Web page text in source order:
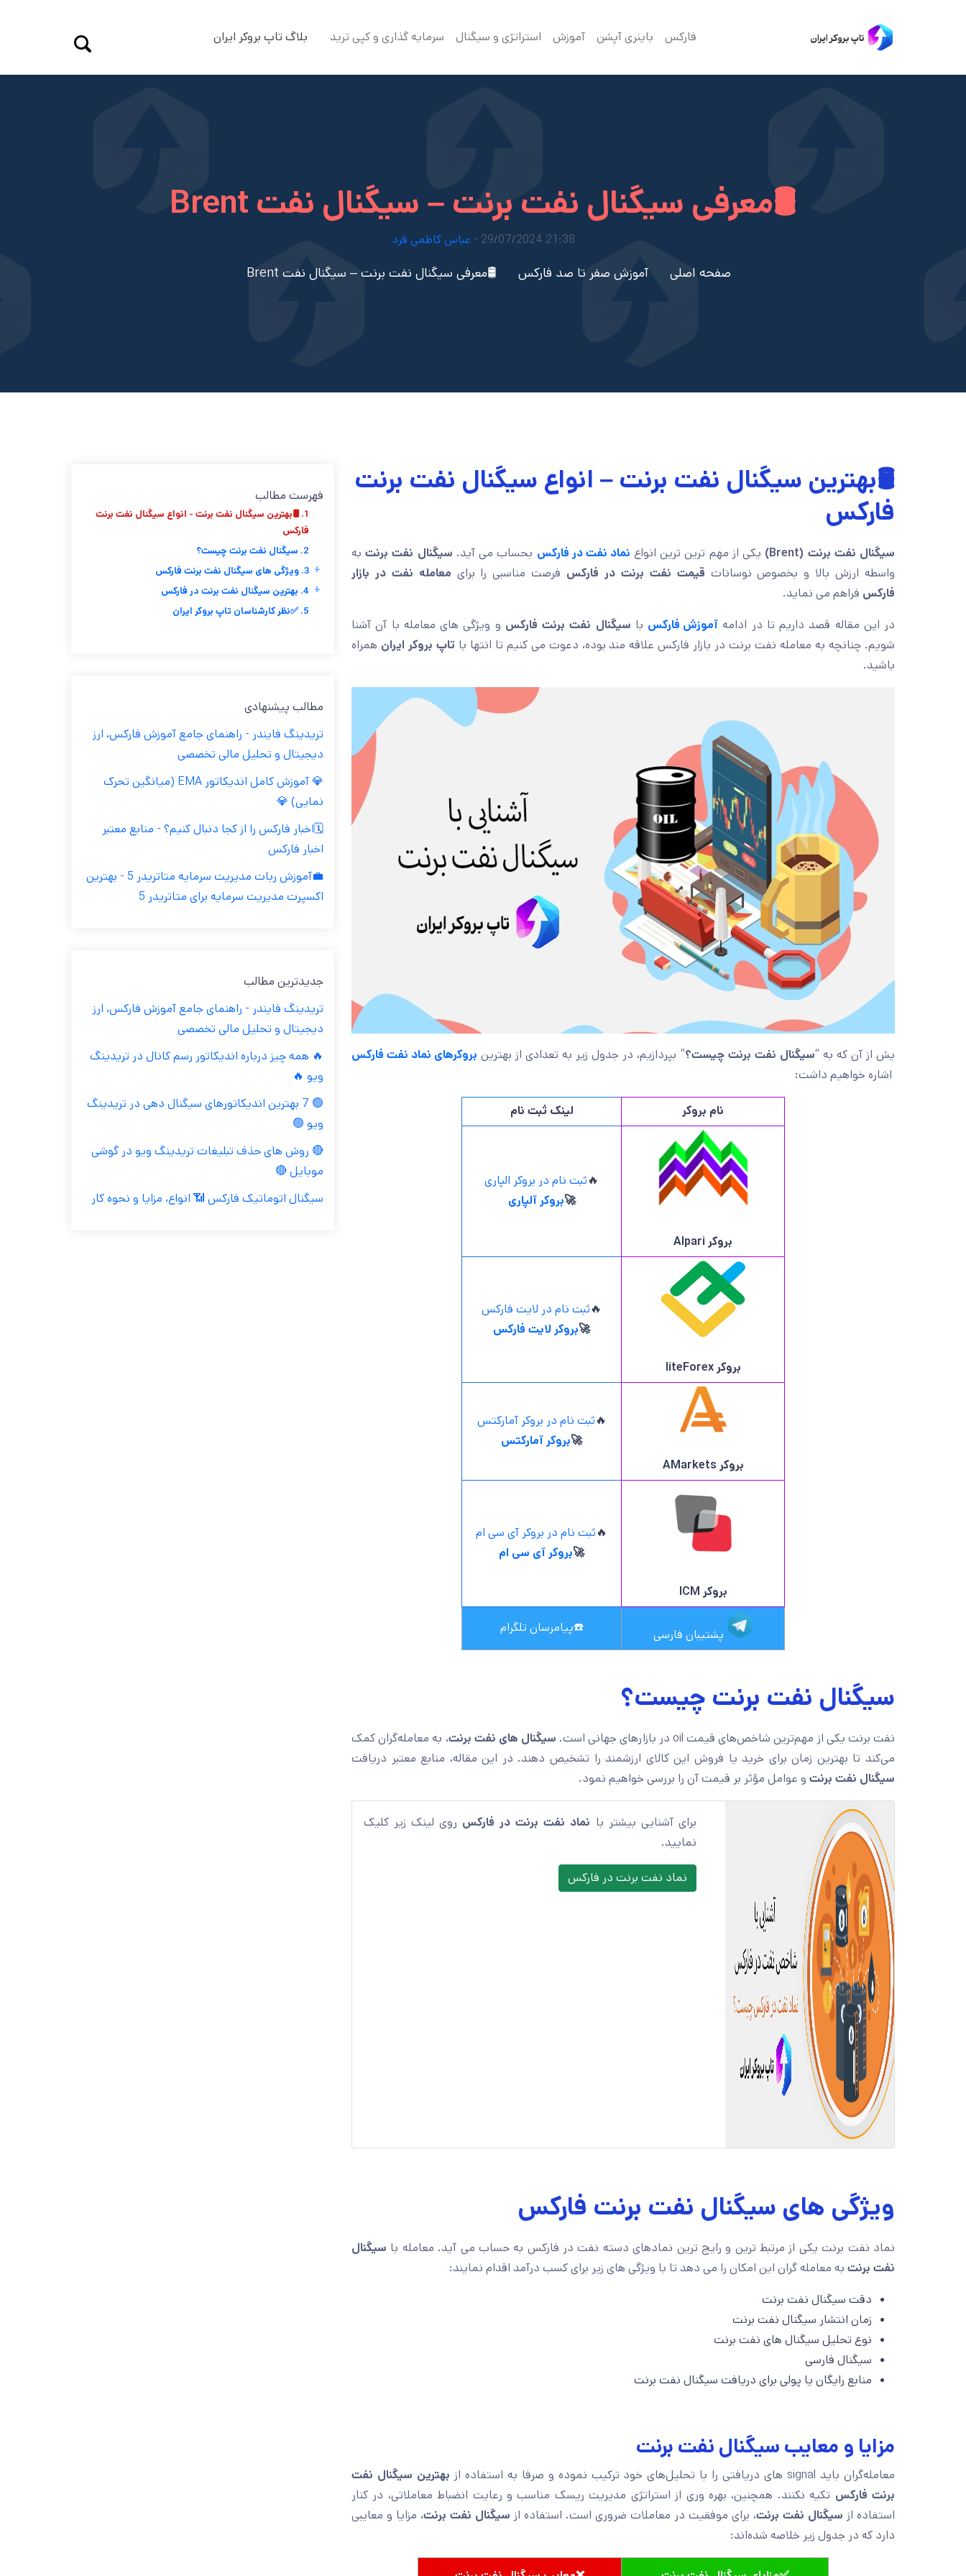
فارکس باینری آپشن آموزش استراتژی و سیگنال سرمایه گذاری و کپی ترید بلاگ تاپ بروکر ایران
🛢معرفی سیگنال نفت برنت – سیگنال نفت Brent
21:38 29/07/2024 - عباس کاظمی فرد
صفحه اصلی آموزش صفر تا صد فارکس 🛢معرفی سیگنال نفت برنت – سیگنال نفت Brent
🛢بهترین سیگنال نفت برنت – انواع سیگنال نفت برنت
فارکس
سیگنال نفت برنت (Brent) یکی از مهم ترین ترین انواع نماد نفت در فارکس بحساب می آید. سیگنال نفت برنتبه
واسطه ارزش بالا و بخصوص نوسانات قیمت نفت برنت در فارکس فرصت مناسبی را برای معامله نفت در بازار
فارکس فراهم می نماید.
در این مقاله قصد داریم تا در ادامه آموزش فارکس با سیگنال نفت برنت فارکس و ویژگی های معامله با آن آشنا
شویم. چنانچه به معامله نفت برنت در بازار فارکس علاقه مند بوده، دعوت می کنیم تا انتها با تاپ بروکر ایران همراه
باشید.
یش از آن که به “سیگنال نفت برنت چیست؟” بپردازیم، در جدول زیر به تعدادی از بهترین بروکرهای نماد نفت فارکس
اشاره خواهیم داشت:
نام بروکر لینک ثبت نام
بروکر Alpari
🔥ثبت نام در بروکر الپاری
🚀بروکر آلپاری
بروکرliteForex
🔥ثبت نام در لایت فارکس
🚀بروکر لایت فارکس
بروکر AMarkets
🔥ثبت نام در بروکر آمارکتس
🚀بروکر آمارکتس
بروکر ICM
🔥ثبت نام در بروکر آی سی ام
🚀بروکر آی سی ام
پشتیبان فارسی ☎️پیامرسان تلگرام
سیگنال نفت برنت چیست؟
نفت برنت یکی از مهم‌ترین شاخص‌های قیمت oil در بازارهای جهانی است. سیگنال های‌ نفت برنت، به معامله‌گران کمک
می‌کند تا بهترین زمان برای خرید یا فروش این کالای ارزشمند را تشخیص دهند. در این مقاله، منابع معتبر دریافت
سیگنال نفت برنت و عوامل مؤثر بر قیمت آن را بررسی خواهیم نمود.
برای آشنایی بیشتر با نماد نفت برنت در فارکس روی لینک زیر کلیک
نمایید.
نماد نفت برنت در فارکس
ویژگی های سیگنال نفت برنت فارکس
نماد نفت برنت یکی از مرتبط ترین و رایج ترین نمادهای دسته نفت در فارکس به حساب می آید. معامله با سیگنال
نفت برنت به معامله گران این امکان را می دهد تا با ویژگی های زیر برای کسب درآمد اقدام نمایند:
دقت سیگنال نفت برنت
زمان انتشار سیگنال نفت برنت
نوع تحلیل سیگنال های نفت برنت
سیگنال فارسی
منابع رایگان یا پولی برای دریافت سیگنال نفت برنت
مزایا و معایب سیگنال نفت برنت
معامله‌گران باید signal ‌های دریافتی را با تحلیل‌های خود ترکیب نموده و صرفا به استفاده از
بهترین سیگنال نفت
برنت فارکس تکیه نکنند. همچنین، بهره وری از استراتژی مدیریت ریسک مناسب و رعایت انضباط معاملاتی، در کنار
استفاده از سیگنال نفت برنت، برای موفقیت در معاملات ضروری است. استفاده از سیگنال نفت برنت، مزایا و معایبی
دارد که در جدول زیر خلاصه شده‌اند:
فهرست مطالب
1. 🛢بهترین سیگنال نفت برنت - انواع سیگنال نفت برنت
فارکس
2. سیگنال نفت برنت چیست؟
3. ویژگی های سیگنال نفت برنت فارکس +
4. بهترین سیگنال نفت برنت در فارکس +
5. ✅نظر کارشناسان تاپ بروکر ایران
مطالب پیشنهادی
تریدینگ فایندر - راهنمای جامع آموزش فارکس، ارز
دیجیتال و تحلیل مالی تخصصی
💎 آموزش کامل اندیکاتور EMA (میانگین تحرک
نمایی) 💎
🗓️اخبار فارکس را از کجا دنبال کنیم؟ - منابع معتبر
اخبار فارکس
💼آموزش ربات مدیریت سرمایه متاتریدر 5 - بهترین
اکسپرت مدیریت سرمایه برای متاتریدر 5
جدیدترین مطالب
تریدینگ فایندر - راهنمای جامع آموزش فارکس، ارز
دیجیتال و تحلیل مالی تخصصی
🔥 همه چیز درباره اندیکاتور رسم کانال در تریدینگ
ویو 🔥
🟢 7 بهترین اندیکاتورهای سیگنال دهی در تریدینگ
ویو 🟢
🔴 روش های حذف تبلیغات تریدینگ ویو در گوشی
موبایل 🔴
سیگنال اتوماتیک فارکس 📶 انواع، مزایا و نحوه کار